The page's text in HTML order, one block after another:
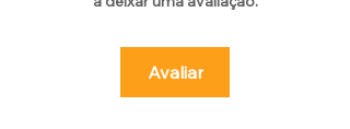
Avaliar